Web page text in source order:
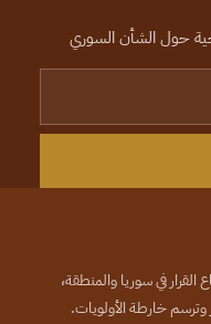
حول الشأن السوري
في سوريا والمنطقة،
وترسم خارطة الأولويات.